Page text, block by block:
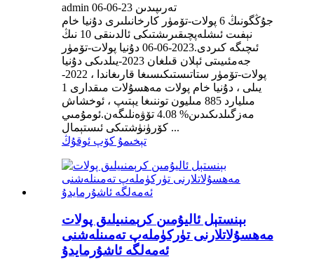
admin تەرىپىدىن 23-06-06
جۇڭگونىڭ 6 پولات-تۆمۈر كارخانىلىرى دۇنيا خام
نېفىت ئىشلەپچىقىرىشتىكى ئالدىنقى 10 نىڭ
ئىچىگە كىردى.2023-06-06 دۇنيا پولات-تۆمۈر
جەمئىيىتى ئېلان قىلغان 2023-يىلدىكى دۇنيا
پولات-تۆمۈر ستاتىستىكىسىغا قارىغاندا ، 2022-
يىلى ، دۇنيا خام پولات مەھسۇلات مىقدارى 1
مىليارد 885 مىليون توننىغا يېتىپ ، ئوخشاش
مەزگىلدىكىدىن% 4.08 تۆۋەنلىگەن.ئومۇمىي
كۆرۈنۈشتىكى ئىستېمال ...
تېخىمۇ كۆپ ئوقۇڭ
بېنستېل ئاليۇمىن كرېمنىيلىق پولات
مەھسۇلاتلارنى تۈركۈملەپ تەمىنلەشنى
ئەمەلگە ئاشۇرمايدۇ